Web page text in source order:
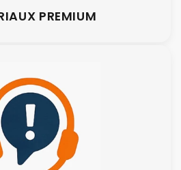
PREMIUM